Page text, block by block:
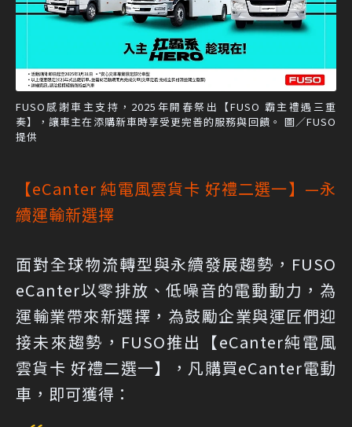
FUSO感謝車主支持，2025年開春祭出【FUSO 霸主禮遇三重
奏】，讓車主在添購新車時享受更完善的服務與回饋。 圖／FUSO
提供
【eCanter 純電風雲貨卡 好禮二選一】—永
續運輸新選擇
面對全球物流轉型與永續發展趨勢，FUSO
eCanter以零排放、低噪音的電動動力，為
運輸業帶來新選擇，為鼓勵企業與運匠們迎
接未來趨勢，FUSO推出【eCanter純電風
雲貨卡 好禮二選一】，凡購買eCanter電動
車，即可獲得：